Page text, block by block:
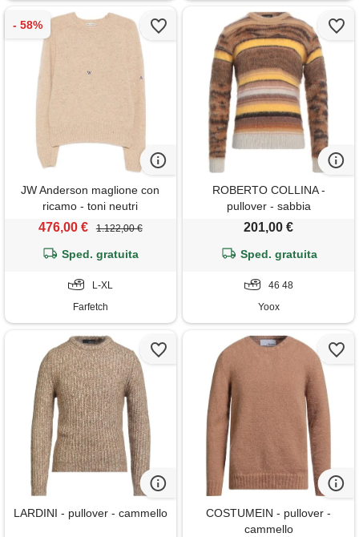
JW Anderson maglione con
ricamo - toni neutri
476,00 € 1.122,00 €
Sped. gratuita
L-XL
Farfetch
ROBERTO COLLINA -
pullover - sabbia
201,00 €
Sped. gratuita
46 48
Yoox
LARDINI - pullover - cammello
COSTUMEIN - pullover -
cammello